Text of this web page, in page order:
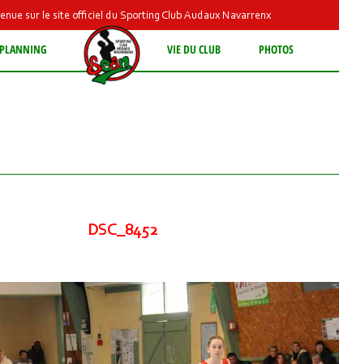
sur le site officiel du Sporting Club Audaux Navarrenx
PLANNING VIE DU CLUB PHOTOS
DSC_8452